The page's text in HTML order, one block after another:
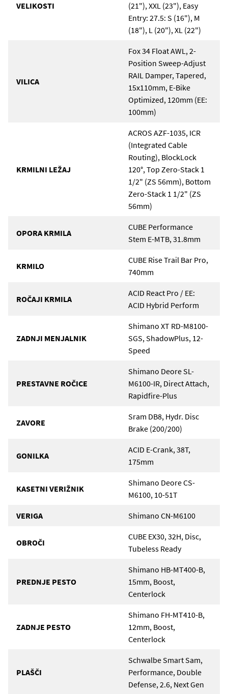
VELIKOSTI
(21"), XXL (23"), Easy
Entry: 27.5: S (16"), M
(18"), L (20"), XL (22")
VILICA
Fox 34 Float AWL, 2-
Position Sweep-Adjust
RAIL Damper, Tapered,
15x110mm, E-Bike
Optimized, 120mm (EE:
100mm)
KRMILNI LEŽAJ
ACROS AZF-1035, ICR
(Integrated Cable
Routing), BlockLock
120°, Top Zero-Stack 1
1/2" (ZS 56mm), Bottom
Zero-Stack 1 1/2" (ZS
56mm)
OPORA KRMILA
CUBE Performance
Stem E-MTB, 31.8mm
KRMILO
CUBE Rise Trail Bar Pro,
740mm
ROČAJI KRMILA
ACID React Pro / EE:
ACID Hybrid Perform
ZADNJI MENJALNIK
Shimano XT RD-M8100-
SGS, ShadowPlus, 12-
Speed
PRESTAVNE ROČICE
Shimano Deore SL-
M6100-IR, Direct Attach,
Rapidfire-Plus
ZAVORE
Sram DB8, Hydr. Disc
Brake (200/200)
GONILKA
ACID E-Crank, 38T,
175mm
KASETNI VERIŽNIK
Shimano Deore CS-
M6100, 10-51T
VERIGA Shimano CN-M6100
OBROČI
CUBE EX30, 32H, Disc,
Tubeless Ready
PREDNJE PESTO
Shimano HB-MT400-B,
15mm, Boost,
Centerlock
ZADNJE PESTO
Shimano FH-MT410-B,
12mm, Boost,
Centerlock
PLAŠČI
Schwalbe Smart Sam,
Performance, Double
Defense, 2.6, Next Gen